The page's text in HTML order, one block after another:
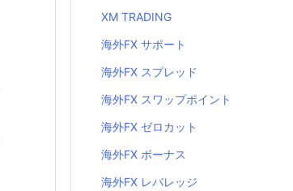
XM TRADING
海外FX サポート
海外FX スプレッド
海外FX スワップポイント
海外FX ゼロカット
海外FX ボーナス
海外FX レバレッジ